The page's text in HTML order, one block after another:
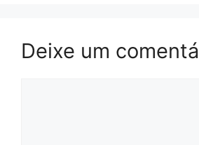
Deixe um